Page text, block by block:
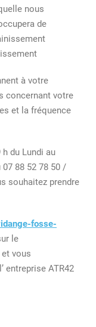
nous
de
à votre
concernant votre
et la fréquence
du Lundi au
88 52 78 50 /
souhaitez prendre
fosse-
le
vous
entreprise ATR42